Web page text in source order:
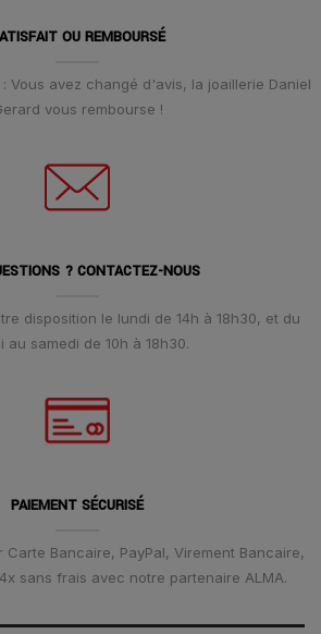
OU REMBOURSÉ
Vous avez changé d'avis, la joaillerie Daniel
vous rembourse !
? CONTACTEZ-NOUS
disposition le lundi de 14h à 18h30, et du
au samedi de 10h à 18h30.
PAIEMENT SÉCURISÉ
Carte Bancaire, PayPal, Virement Bancaire,
sans frais avec notre partenaire ALMA.